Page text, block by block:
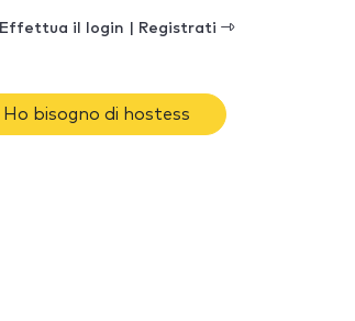
Effettua il login | Registrati
Ho bisogno di hostess